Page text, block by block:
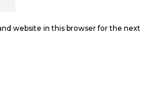
website in this browser for the next